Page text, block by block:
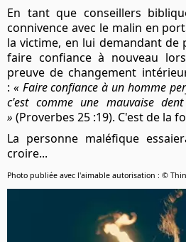
En tant que conseillers
connivence avec le malin en
la victime, en lui demandant de
faire confiance à nouveau
preuve de changement
: « Faire confiance à un homme
c'est comme une mauvaise
» (Proverbes 25 :19). C'est de la
La personne maléfique
croire...
Photo publiée avec l'aimable autorisation : ©